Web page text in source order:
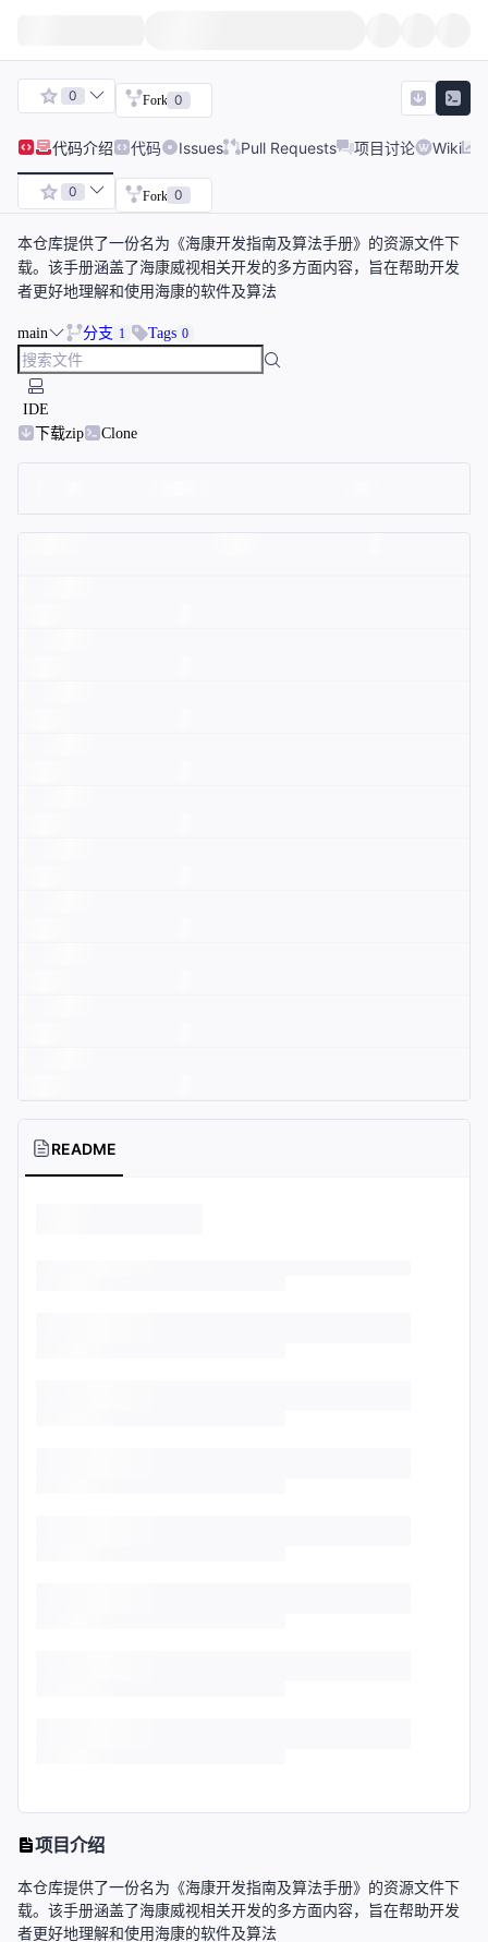
0 Fork 0
代码介绍 代码 Issues Pull Requests 项目讨论 Wiki
0 Fork 0
本仓库提供了一份名为《海康开发指南及算法手册》的资源文件下
载。该手册涵盖了海康威视相关开发的多方面内容，旨在帮助开发
者更好地理解和使用海康的软件及算法
main 分支 1 Tags 0
IDE
下载zip
Clone
README
项目介绍
本仓库提供了一份名为《海康开发指南及算法手册》的资源文件下
载。该手册涵盖了海康威视相关开发的多方面内容，旨在帮助开发
者更好地理解和使用海康的软件及算法